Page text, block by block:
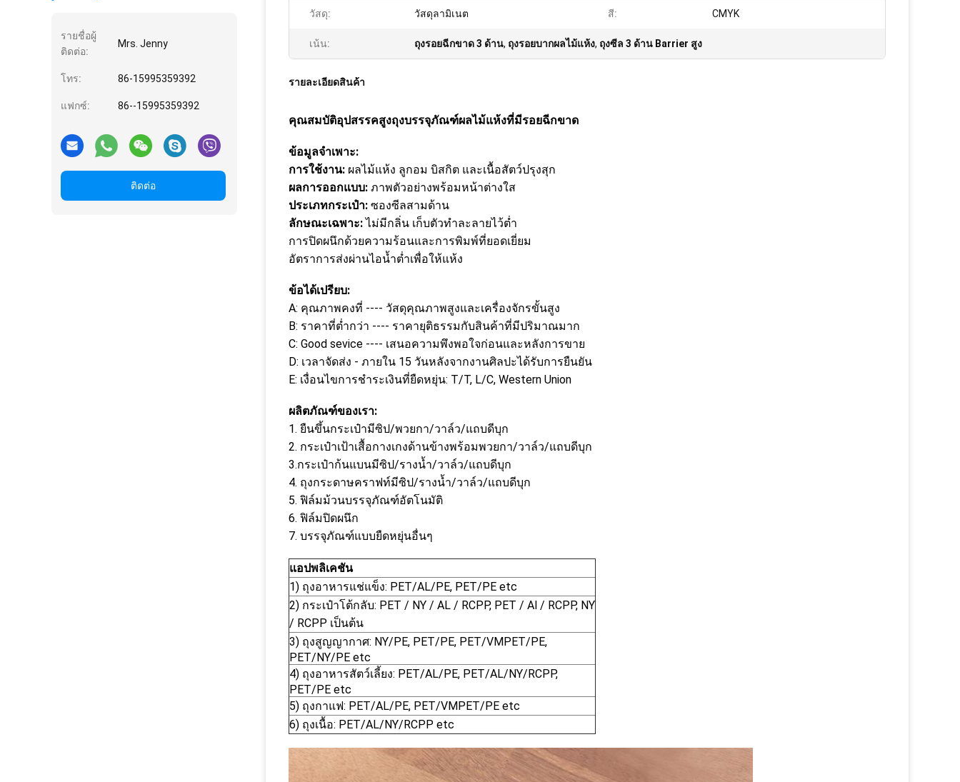
รายชื่อผู้
ติดต่อ:
Mrs. Jenny
โทร: 86-15995359392
แฟกซ์: 86--15995359392
ติดต่อ
วัสดุ: วัสดุลามิเนต สี: CMYK
เน้น: ถุงรอยฉีกขาด 3 ด้าน, ถุงรอยบากผลไม้แห้ง, ถุงซีล 3 ด้าน Barrier สูง
รายละเอียดสินค้า
คุณสมบัติอุปสรรคสูงถุงบรรจุภัณฑ์ผลไม้แห้งที่มีรอยฉีกขาด
ข้อมูลจำเพาะ:
การใช้งาน: ผลไม้แห้ง ลูกอม บิสกิต และเนื้อสัตว์ปรุงสุก
ผลการออกแบบ: ภาพตัวอย่างพร้อมหน้าต่างใส
ประเภทกระเป๋า: ซองซีลสามด้าน
ลักษณะเฉพาะ:ไม่มีกลิ่น เก็บตัวทำละลายไว้ต่ำ
การปิดผนึกด้วยความร้อนและการพิมพ์ที่ยอดเยี่ยม
อัตราการส่งผ่านไอน้ำต่ำเพื่อให้แห้ง
ข้อได้เปรียบ:
A: คุณภาพคงที่ ---- วัสดุคุณภาพสูงและเครื่องจักรขั้นสูง
B: ราคาที่ต่ำกว่า ---- ราคายุติธรรมกับสินค้าที่มีปริมาณมาก
C: Good sevice ---- เสนอความพึงพอใจก่อนและหลังการขาย
D: เวลาจัดส่ง - ภายใน 15 วันหลังจากงานศิลปะได้รับการยืนยัน
E: เงื่อนไขการชำระเงินที่ยืดหยุ่น: T/T, L/C, Western Union
ผลิตภัณฑ์ของเรา:
1. ยืนขึ้นกระเป๋ามีซิป/พวยกา/วาล์ว/แถบดีบุก
2. กระเป๋าเป้าเสื้อกางเกงด้านข้างพร้อมพวยกา/วาล์ว/แถบดีบุก
3.กระเป๋าก้นแบนมีซิป/รางน้ำ/วาล์ว/แถบดีบุก
4. ถุงกระดาษคราฟท์มีซิป/รางน้ำ/วาล์ว/แถบดีบุก
5. ฟิล์มม้วนบรรจุภัณฑ์อัตโนมัติ
6. ฟิล์มปิดผนึก
7. บรรจุภัณฑ์แบบยืดหยุ่นอื่นๆ
แอปพลิเคชัน
1) ถุงอาหารแช่แข็ง: PET/AL/PE, PET/PE etc
2) กระเป๋าโต้กลับ: PET / NY / AL / RCPP, PET / Al / RCPP, NY
/ RCPP เป็นต้น
3) ถุงสูญญากาศ: NY/PE, PET/PE, PET/VMPET/PE,
PET/NY/PE etc
4) ถุงอาหารสัตว์เลี้ยง: PET/AL/PE, PET/AL/NY/RCPP,
PET/PE etc
5) ถุงกาแฟ: PET/AL/PE, PET/VMPET/PE etc
6) ถุงเนื้อ: PET/AL/NY/RCPP etc